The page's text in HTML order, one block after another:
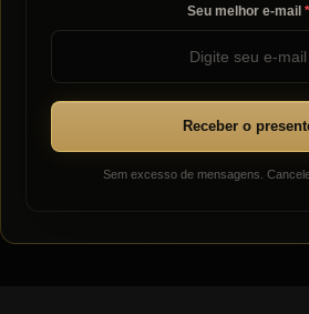
Seu melhor e-mail
Receber o
Sem excesso de mensagens.